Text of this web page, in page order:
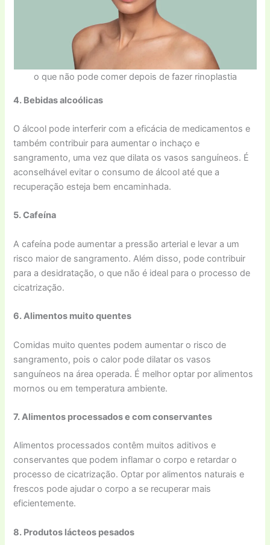
o que não pode comer depois de fazer rinoplastia
4. Bebidas alcoólicas
O álcool pode interferir com a eficácia de medicamentos e
também contribuir para aumentar o inchaço e
sangramento, uma vez que dilata os vasos sanguíneos. É
aconselhável evitar o consumo de álcool até que a
recuperação esteja bem encaminhada.
5. Cafeína
A cafeína pode aumentar a pressão arterial e levar a um
risco maior de sangramento. Além disso, pode contribuir
para a desidratação, o que não é ideal para o processo de
cicatrização.
6. Alimentos muito quentes
Comidas muito quentes podem aumentar o risco de
sangramento, pois o calor pode dilatar os vasos
sanguíneos na área operada. É melhor optar por alimentos
mornos ou em temperatura ambiente.
7. Alimentos processados e com conservantes
Alimentos processados contêm muitos aditivos e
conservantes que podem inflamar o corpo e retardar o
processo de cicatrização. Optar por alimentos naturais e
frescos pode ajudar o corpo a se recuperar mais
eficientemente.
8. Produtos lácteos pesados